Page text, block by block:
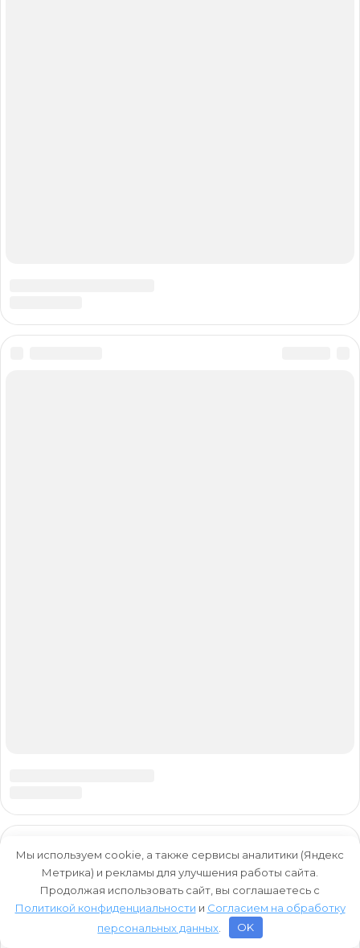
Мы используем cookie, а также сервисы аналитики (Яндекс
Метрика) и рекламы для улучшения работы сайта.
Продолжая использовать сайт, вы соглашаетесь с
Политикой конфиденциальности и Согласием на обработку
персональных данных
OK